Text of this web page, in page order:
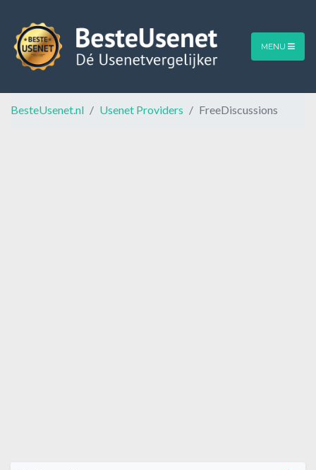
MENU
BesteUsenet.nl Usenet Providers FreeDiscussions